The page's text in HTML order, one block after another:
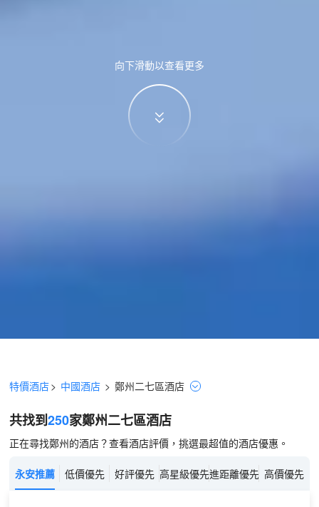
向下滑動以查看更多
特價酒店> 中國酒店 > 鄭州二七區酒店
共找到250家鄭州二七區酒店
正在尋找鄭州的酒店？查看酒店評價，挑選最超值的酒店優惠。
永安推薦 低價優先 好評優先 高星級優先進距離優先 高價優先